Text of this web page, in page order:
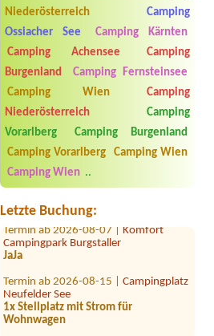
Niederösterreich
Camping
Ossiacher See
Camping Kärnten
Camping Achensee
Camping
Burgenland
Camping Fernsteinsee
Camping Wien
Camping
Niederösterreich
Camping
Vorarlberg
Camping Burgenland
Camping Vorarlberg
Camping Wien
Camping Wien ..
Letzte Buchung:
Camping Fürstenfeld
1x Zeltplatz für 2 Personen
Termin ab 2026-08-12 |Camping
Viktoria
2 adults + 2 children (8 and 11 years
Termin ab 2026-08-07 |
Campingpark Burgstaller
JaJa
Neufelder See
1x Stellplatz mit Strom für
Wohnwagen